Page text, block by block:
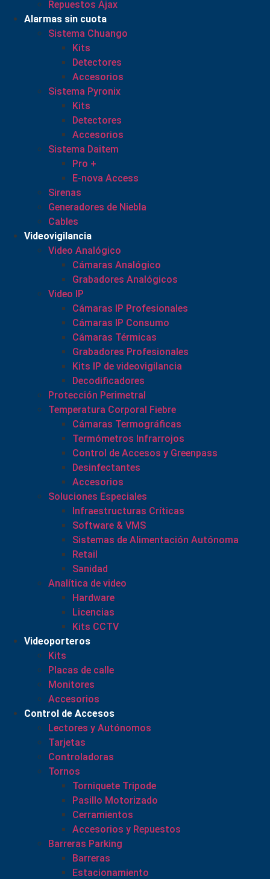
Repuestos Ajax
Alarmas sin cuota
Sistema Chuango
Kits
Detectores
Accesorios
Sistema Pyronix
Kits
Detectores
Accesorios
Sistema Daitem
Pro +
E-nova Access
Sirenas
Generadores de Niebla
Cables
Videovigilancia
Video Analógico
Cámaras Analógico
Grabadores Analógicos
Video IP
Cámaras IP Profesionales
Cámaras IP Consumo
Cámaras Térmicas
Grabadores Profesionales
Kits IP de videovigilancia
Decodificadores
Protección Perimetral
Temperatura Corporal Fiebre
Cámaras Termográficas
Termómetros Infrarrojos
Control de Accesos y Greenpass
Desinfectantes
Accesorios
Soluciones Especiales
Infraestructuras Críticas
Software & VMS
Sistemas de Alimentación Autónoma
Retail
Sanidad
Analítica de video
Hardware
Licencias
Kits CCTV
Videoporteros
Kits
Placas de calle
Monitores
Accesorios
Control de Accesos
Lectores y Autónomos
Tarjetas
Controladoras
Tornos
Torniquete Tripode
Pasillo Motorizado
Cerramientos
Accesorios y Repuestos
Barreras Parking
Barreras
Estacionamiento